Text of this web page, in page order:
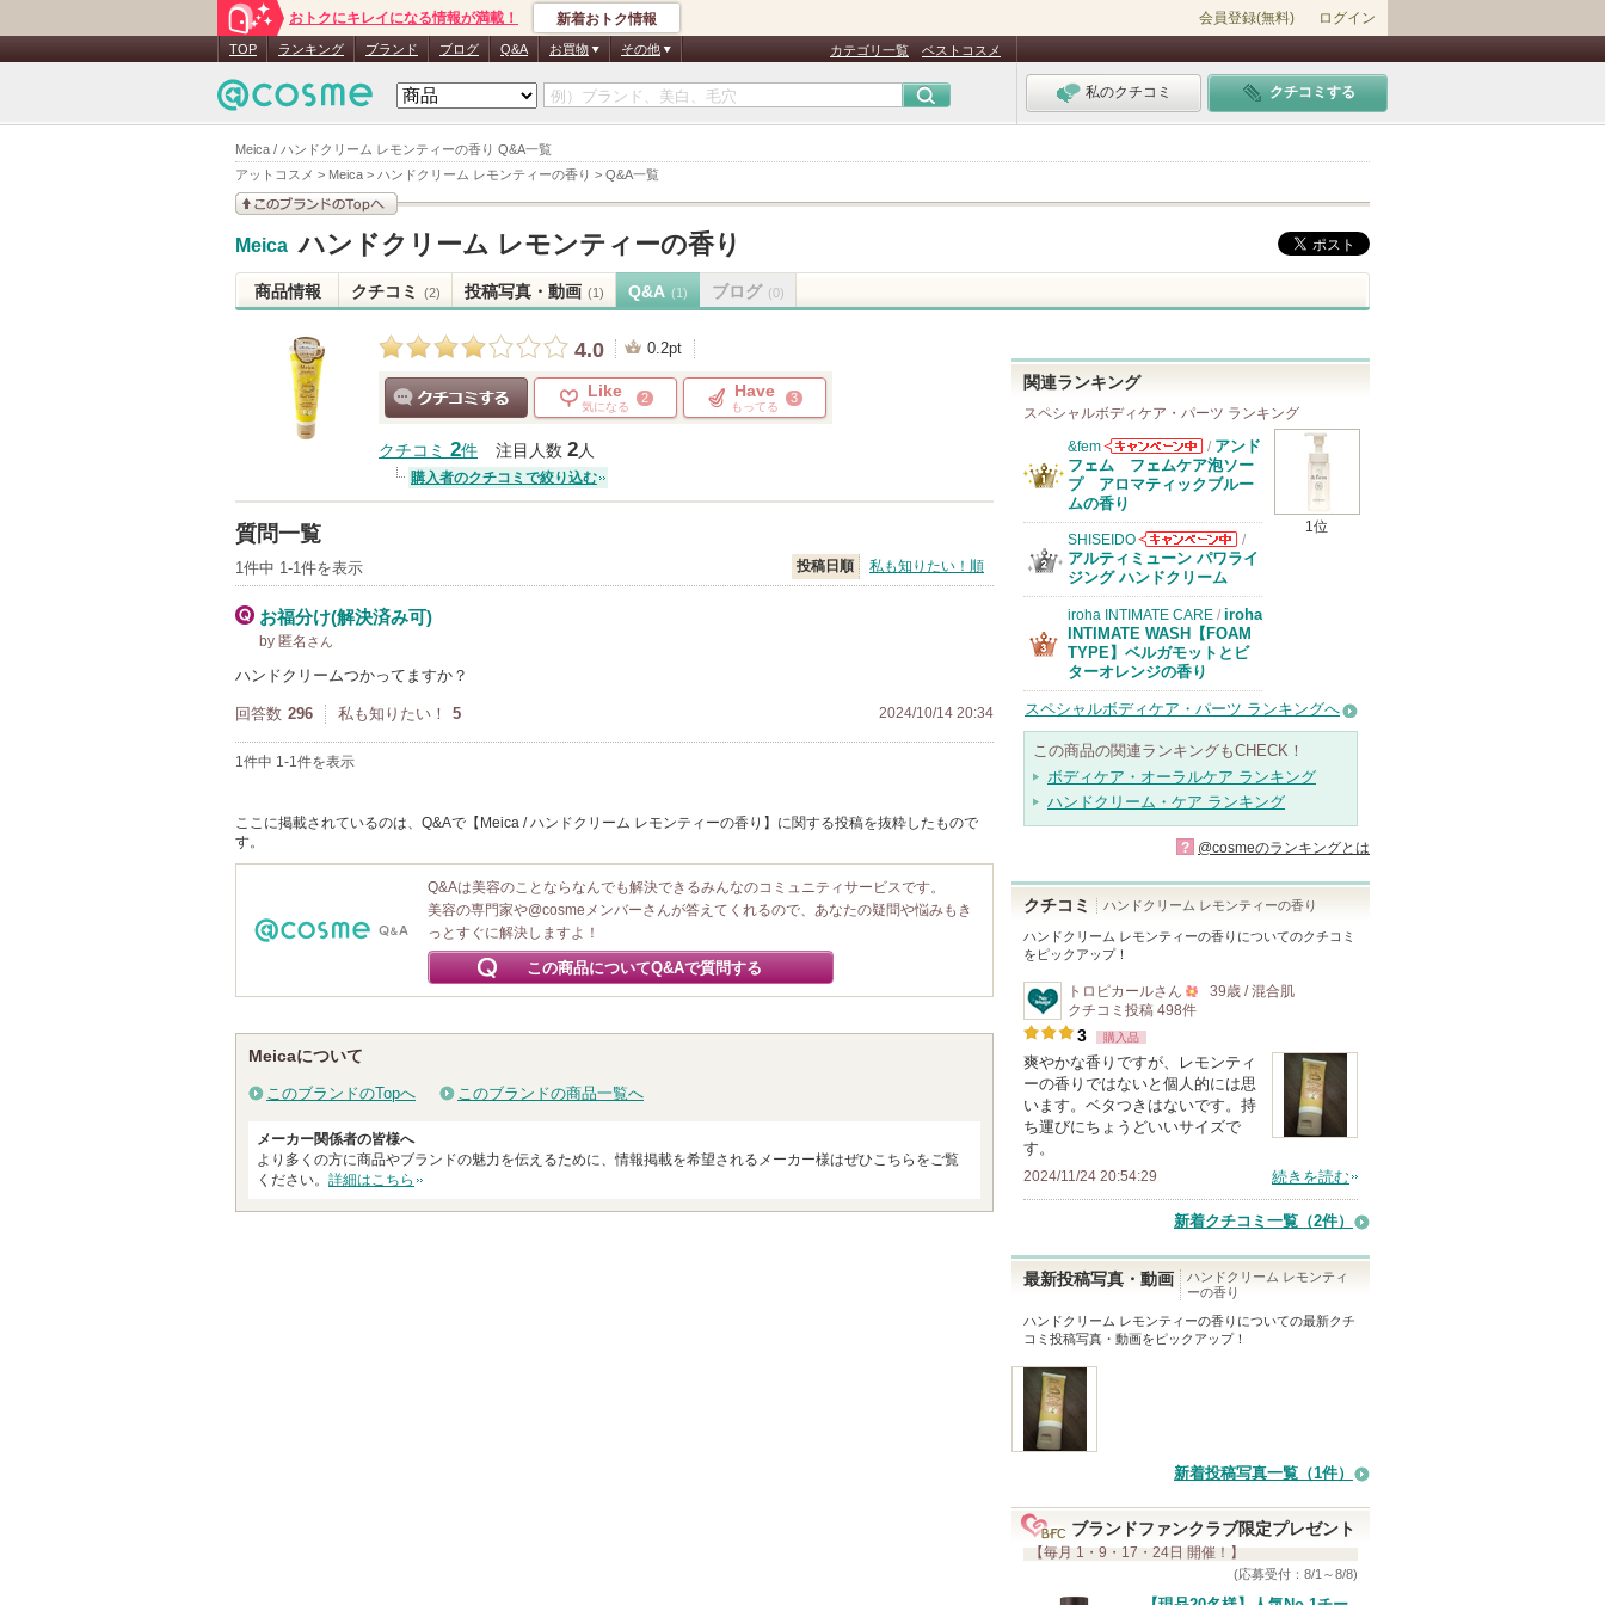
Meica / ハンドクリーム レモンティーの香り Q&A一覧
アットコスメ > Meica > ハンドクリーム レモンティーの香り > Q&A一覧
おトクにキレイになる情報が満載！ 新着おトク情報 会員登録(無料) ログイン
TOP ランキング ブランド ブログ Q&A お買物 その他 カテゴリ一覧 ベストコスメ
私のクチコミ クチコミする
このブランドの情報を
Meica ハンドクリーム レモンティーの香り
商品情報 クチコミ (2) 投稿写真・動画 (1) Q&A (1) ブログ (0)
4.0 0.2pt
Like
気になる
2 Have
もってる
3
クチコミ 2件 注目人数 2人
購入者のクチコミで絞り込む
質問一覧
1件中 1-1件を表示 投稿日順 私も知りたい！順
お福分け(解決済み可)
by 匿名 さん
ハンドクリームつかってますか？
回答数 296 私も知りたい！ 5 2024/10/14 20:34
1件中 1-1件を表示
ここに掲載されているのは、Q&Aで【Meica / ハンドクリーム レモンティーの香り】に関する投稿を抜粋したもので
す。
Q&Aは美容のことならなんでも解決できるみんなのコミュニティサービスです。
美容の専門家や@cosmeメンバーさんが答えてくれるので、あなたの疑問や悩みもき
っとすぐに解決しますよ！
この商品についてQ&Aで質問する
Meicaについて
このブランドのTopへ このブランドの商品一覧へ
メーカー関係者の皆様へ
より多くの方に商品やブランドの魅力を伝えるために、情報掲載を希望されるメーカー様はぜひこちらをご覧
ください。 詳細はこちら
関連ランキング
スペシャルボディケア・パーツ ランキング
1位
&fem
&femからのお
知らせがありま
す
/ アンド
フェム フェムケア泡ソー
プ アロマティックブルー
ムの香り
SHISEIDO
SHISEIDOから
のお知らせがあ
/
アルティミューン パワライ
ジング ハンドクリーム
iroha INTIMATE CARE / iroha
INTIMATE WASH【FOAM
TYPE】ベルガモットとビ
ターオレンジの香り
スペシャルボディケア・パーツ ランキングへ
この商品の関連ランキングもCHECK！
ボディケア・オーラルケア ランキング
ハンドクリーム・ケア ランキング
? @cosmeのランキングとは
クチコミ ハンドクリーム レモンティーの香り
ハンドクリーム レモンティーの香り についてのクチコミ
をピックアップ！
トロピカールさん
500
以
上
の
バ
お
気
録
れ
て
39歳 / 混合肌
クチコミ投稿 498件
3 購入品
爽やかな香りですが、レモンティ
ーの香りではないと個人的には思
います。ベタつきはないです。持
ち運びにちょうどいいサイズで
す。
2024/11/24 20:54:29 続きを読む
新着クチコミ一覧 （2件）
最新投稿写真・動画
ハンドクリーム レモンティ
ーの香り
ハンドクリーム レモンティーの香り についての最新クチ
コミ投稿写真・動画をピックアップ！
新着投稿写真一覧（1件）
ブランドファンクラブ限定プレゼント
【毎月 1・9・17・24日 開催！】
(応募受付：8/1～8/8)